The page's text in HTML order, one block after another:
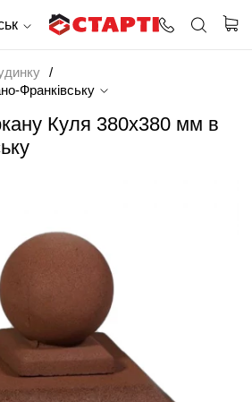
Франківську
Куля 380х380 мм в